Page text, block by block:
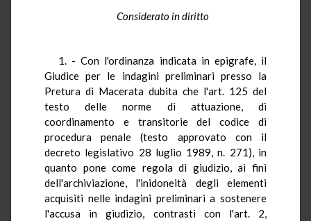
Considerato in diritto
1. - Con l'ordinanza indicata in epigrafe, il
Giudice per le indagini preliminari presso la
Pretura di Macerata dubita che l'art. 125 del
testo delle norme di attuazione, di
coordinamento e transitorie del codice di
procedura penale (testo approvato con il
decreto legislativo 28 luglio 1989, n. 271), in
quanto pone come regola di giudizio, ai fini
dell'archiviazione, l'inidoneità degli elementi
acquisiti nelle indagini preliminari a sostenere
l'accusa in giudizio, contrasti con l'art. 2,